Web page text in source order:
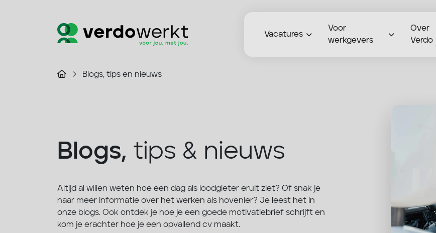
Vacatures
Voor
werkgevers
Over
Verdo
Blogs, tips en nieuws
Blogs, tips & nieuws
Altijd al willen weten hoe een dag als loodgieter eruit ziet? Of snak je
naar meer informatie over het werken als hovenier? Je leest het in
onze blogs. Ook ontdek je hoe je een goede motivatiebrief schrijft en
kom je erachter hoe je een opvallend cv maakt.